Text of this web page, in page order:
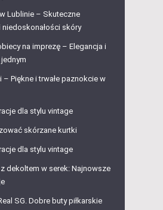
Lublinie – Skuteczne
niedoskonałości skóry
na imprezę – Elegancja i
Piękne i trwałe paznokcie w
dla stylu vintage
skórzane kurtki
dla stylu vintage
dekoltem w serek: Najnowsze
SG. Dobre buty piłkarskie